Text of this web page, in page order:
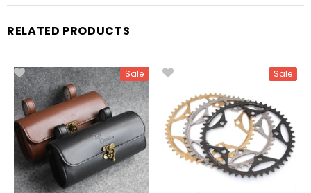
RELATED PRODUCTS
Sale Sale